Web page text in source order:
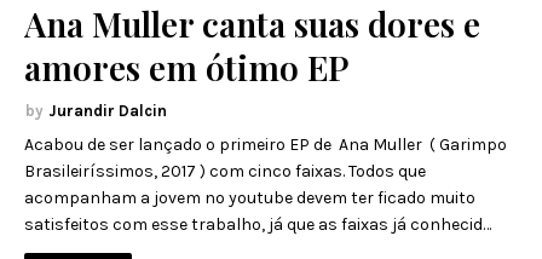
Ana Muller canta suas dores e
amores em ótimo EP
Jurandir Dalcin
Acabou de ser lançado o primeiro EP de Ana Muller ( Garimpo
Brasileiríssimos, 2017 ) com cinco faixas. Todos que
acompanham a jovem no youtube devem ter ficado muito
satisfeitos com esse trabalho, já que as faixas já conhecid…